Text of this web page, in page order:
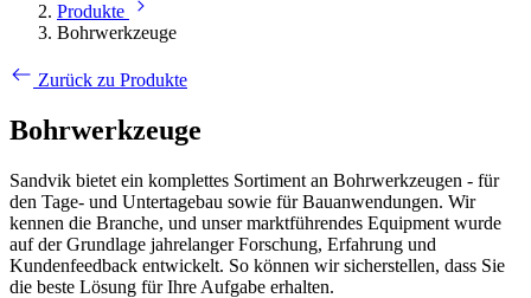
Produkte
Bohrwerkzeuge
Zurück zu Produkte
Bohrwerkzeuge
Sandvik bietet ein komplettes Sortiment an Bohrwerkzeugen - für
den Tage- und Untertagebau sowie für Bauanwendungen. Wir
kennen die Branche, und unser marktführendes Equipment wurde
auf der Grundlage jahrelanger Forschung, Erfahrung und
Kundenfeedback entwickelt. So können wir sicherstellen, dass Sie
die beste Lösung für Ihre Aufgabe erhalten.